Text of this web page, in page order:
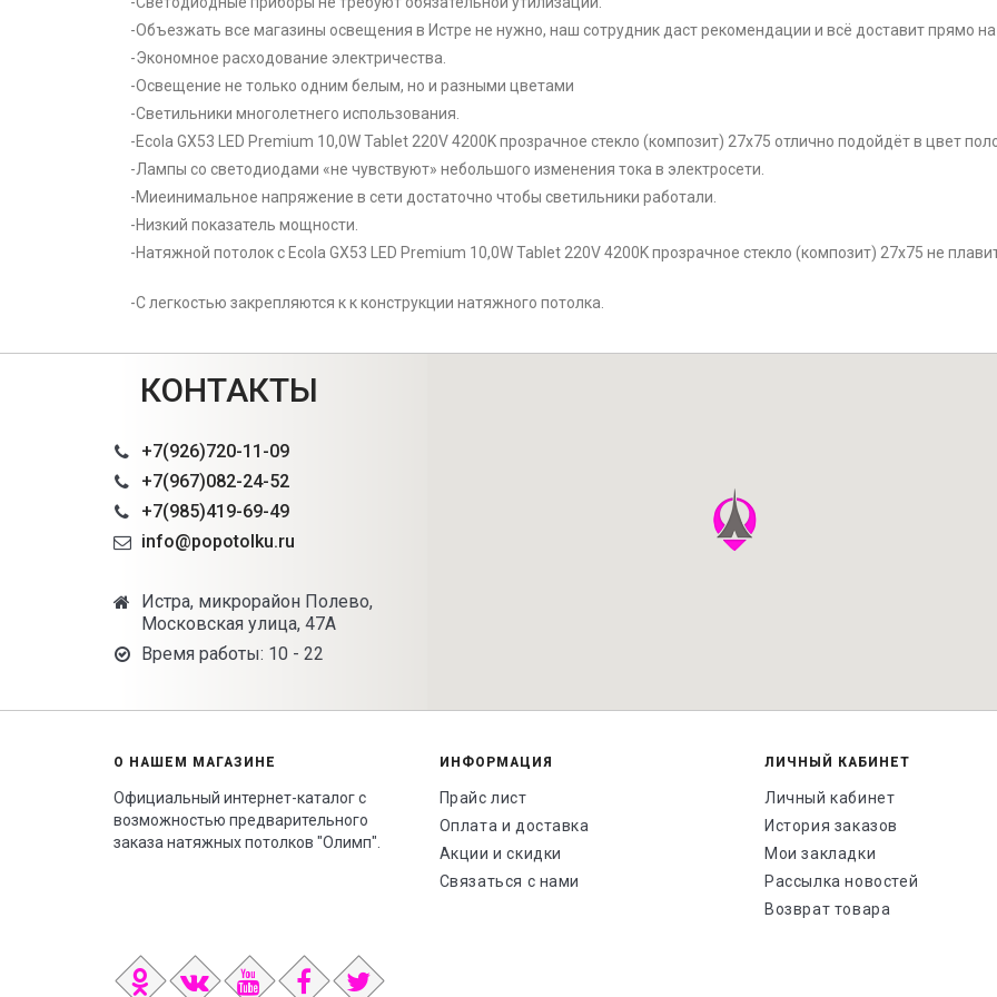
-Объезжать все магазины освещения в Истре не нужно, наш сотрудник даст рекомендации и всё доставит прямо
-Экономное расходование электричества.
-Освещение не только одним белым, но и разными цветами
-Светильники многолетнего использования.
-Ecola GX53 LED Premium 10,0W Tablet 220V 4200K прозрачное стекло (композит) 27x75 отлично подойдёт в цвет
-Лампы со светодиодами «не чувствуют» небольшого изменения тока в электросети.
-Миеинимальное напряжение в сети достаточно чтобы светильники работали.
-Низкий показатель мощности.
-Натяжной потолок с Ecola GX53 LED Premium 10,0W Tablet 220V 4200K прозрачное стекло (композит) 27x75 не
-С легкостью закрепляются к к конструкции натяжного потолка.
КОНТАКТЫ
+7(926)720-11-09
+7(967)082-24-52
+7(985)419-69-49
info@popotolku.ru
Истра, микрорайон Полево,
Московская улица, 47А
Время работы: 10 - 22
О НАШЕМ МАГАЗИНЕ
Официальный интернет-каталог с
возможностью предварительного
заказа натяжных потолков "Олимп".
ИНФОРМАЦИЯ
Прайс лист
Оплата и доставка
Акции и скидки
Связаться с нами
ЛИЧНЫЙ КАБИНЕТ
Личный кабинет
История заказов
Мои закладки
Рассылка новостей
Возврат товара